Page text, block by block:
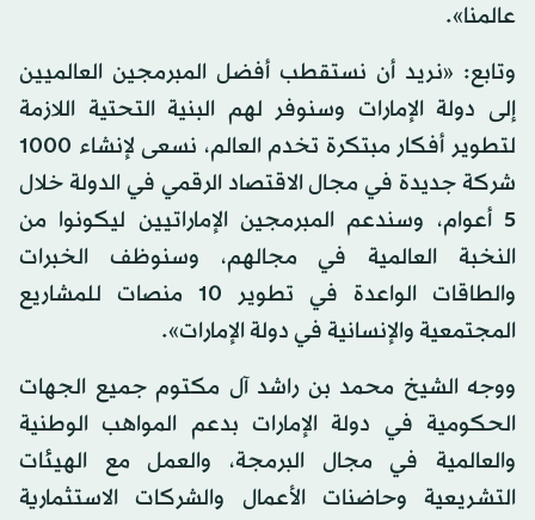
عالمنا».
وتابع: «نريد أن نستقطب أفضل المبرمجين العالميين
إلى دولة الإمارات وسنوفر لهم البنية التحتية اللازمة
لتطوير أفكار مبتكرة تخدم العالم، نسعى لإنشاء 1000
شركة جديدة في مجال الاقتصاد الرقمي في الدولة خلال
5 أعوام، وسندعم المبرمجين الإماراتيين ليكونوا من
النخبة العالمية في مجالهم، وسنوظف الخبرات
والطاقات الواعدة في تطوير 10 منصات للمشاريع
المجتمعية والإنسانية في دولة الإمارات».
ووجه الشيخ محمد بن راشد آل مكتوم جميع الجهات
الحكومية في دولة الإمارات بدعم المواهب الوطنية
والعالمية في مجال البرمجة، والعمل مع الهيئات
التشريعية وحاضنات الأعمال والشركات الاستثمارية